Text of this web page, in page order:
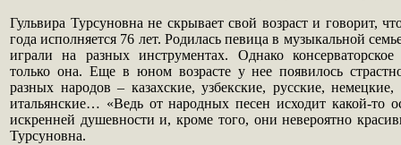
Гульвира Турсуновна не скрывает свой возраст и говорит,
года исполняется 76 лет. Родилась певица в музыкальной
играли на разных инструментах. Однако консерваторское
только она. Еще в юном возрасте у нее появилось
разных народов – казахские, узбекские, русские, немецкие,
итальянские… «Ведь от народных песен исходит какой-то
искренней душевности и, кроме того, они невероятно
Турсуновна.